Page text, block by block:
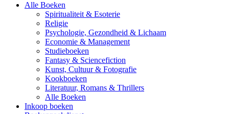
Alle Boeken
Spiritualiteit & Esoterie
Religie
Psychologie, Gezondheid & Lichaam
Economie & Management
Studieboeken
Fantasy & Sciencefiction
Kunst, Cultuur & Fotografie
Kookboeken
Literatuur, Romans & Thrillers
Alle Boeken
Inkoop boeken